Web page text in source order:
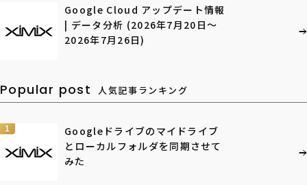
Google Cloud アップデート情報
| データ分析 (2026年7月20日〜
2026年7月26日)
Popular post 人気記事ランキング
1
Googleドライブのマイドライブ
とローカルフォルダを同期させて
みた